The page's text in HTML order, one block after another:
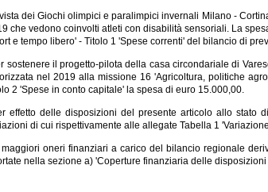
vista dei Giochi olimpici e paralimpici invernali Milano -
che vedono coinvolti atleti con disabilità sensoriali. La
e tempo libero' - Titolo 1 'Spese correnti' del bilancio di
sostenere il progetto-pilota della casa circondariale di
nel 2019 alla missione 16 'Agricoltura, politiche
2 'Spese in conto capitale' la spesa di euro 15.000,00.
effetto delle disposizioni del presente articolo allo
di cui rispettivamente alle allegate Tabella 1
oneri finanziari a carico del bilancio regionale
nella sezione a) 'Coperture finanziaria delle